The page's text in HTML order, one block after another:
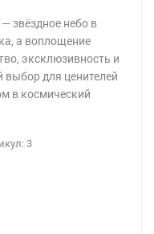
звёздное небо в
а воплощение
эксклюзивность и
выбор для ценителей
в космический
3